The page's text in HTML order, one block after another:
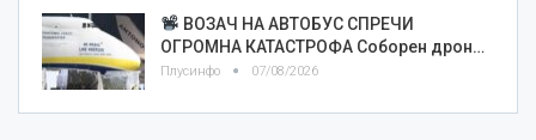
ВОЗАЧ НА АВТОБУС СПРЕЧИ
ОГРОМНА КАТАСТРОФА Соборен дрон…
Плусинфо 07/08/2026